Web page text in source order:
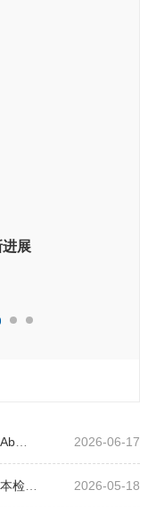
展
2026-06-17
转
2026-05-18
炎症